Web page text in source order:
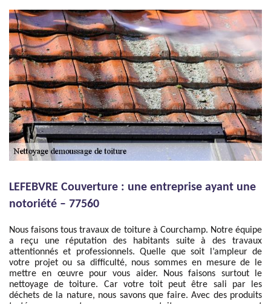
LEFEBVRE Couverture : une entreprise ayant une
notoriété – 77560
Nous faisons tous travaux de toiture à Courchamp. Notre équipe
a reçu une réputation des habitants suite à des travaux
attentionnés et professionnels. Quelle que soit l’ampleur de
votre projet ou sa difficulté, nous sommes en mesure de le
mettre en œuvre pour vous aider. Nous faisons surtout le
nettoyage de toiture. Car votre toit peut être sali par les
déchets de la nature, nous savons que faire. Avec des produits